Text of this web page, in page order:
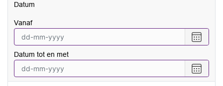
Datum
vanaf
een
vanaf
Datum tot en met
een